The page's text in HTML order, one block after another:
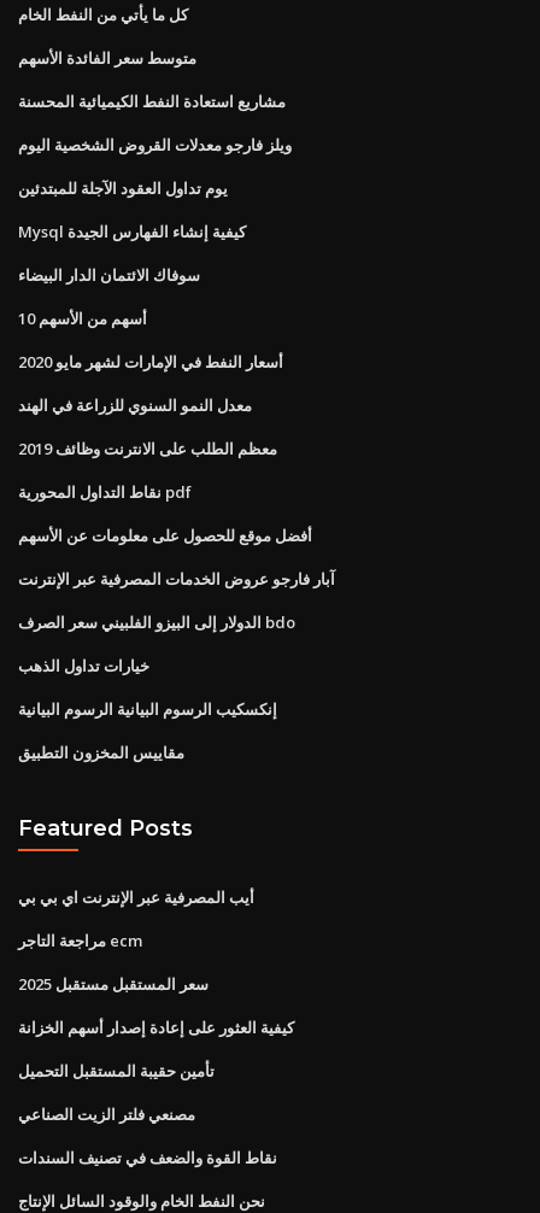
كل ما يأتي من النفط الخام
متوسط ​​سعر الفائدة الأسهم
مشاريع استعادة النفط الكيميائية المحسنة
ويلز فارجو معدلات القروض الشخصية اليوم
يوم تداول العقود الآجلة للمبتدئين
Mysql كيفية إنشاء الفهارس الجيدة
سوفاك الائتمان الدار البيضاء
10 أسهم من الأسهم
أسعار النفط في الإمارات لشهر مايو 2020
معدل النمو السنوي للزراعة في الهند
معظم الطلب على الانترنت وظائف 2019
نقاط التداول المحورية pdf
أفضل موقع للحصول على معلومات عن الأسهم
آبار فارجو عروض الخدمات المصرفية عبر الإنترنت
الدولار إلى البيزو الفلبيني سعر الصرف bdo
خيارات تداول الذهب
إنكسكيب الرسوم البيانية الرسوم البيانية
مقاييس المخزون التطبيق
Featured Posts
أيب المصرفية عبر الإنترنت اي بي بي
مراجعة التاجر ecm
سعر المستقبل مستقبل 2025
كيفية العثور على إعادة إصدار أسهم الخزانة
تأمين حقيبة المستقبل التحميل
مصنعي فلتر الزيت الصناعي
نقاط القوة والضعف في تصنيف السندات
نحن النفط الخام والوقود السائل الإنتاج